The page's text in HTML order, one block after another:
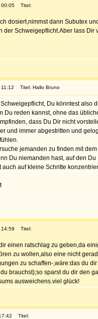
00:05 Titel:
dosiert,nimmst dann Subutex
der Schweigepflicht.Aber lass
Titel: Hallo Bruno
Du könntest also
Du reden kannst, ohne das
dass Du Dir nicht
und immer abgestritten und
jemanden zu finden mit
Du niemanden hast, auf den
auch auf kleine Schritte
14:59 Titel:
einen ratschlag zu geben,da
zu wollen,also eine nicht
zu schaffen-,wäre:das du
brauchst);so sparst du dir den
ausweichens.viel glück!
Titel: